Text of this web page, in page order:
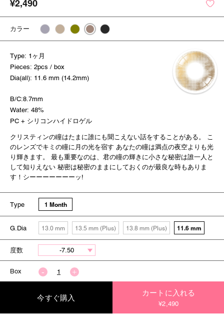
¥2,490
カラー
Type: 1ヶ月
Pieces: 2pcs / box
Dia(all): 11.6 mm (14.2mm)
B/C:8.7mm
Water: 48%
PC + シリコンハイドロゲル
クリスティンの瞳はたまに誰にも聞こえない話をすることがある。 こ
のレンズでキミの瞳に月の光を宿す あなたの瞳は満点の夜空よりも光
り輝きます。 最も重要なのは、君の瞳の輝きに小さな秘密は誰一人と
して知りえない 秘密は秘密のままにしておくのが最良な時もありま
す！シーーーーーーーッ!
Type 1 Month
G.Dia 13.0 mm 13.5 mm (Plus) 13.8 mm (Plus) 11.6 mm
度数
Box
今すぐ購入
カートに入れる
¥2,490